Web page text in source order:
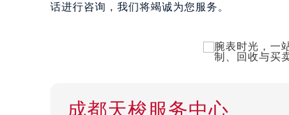
话进行咨询，我们将竭诚为您服务。
成都天梭服务中心